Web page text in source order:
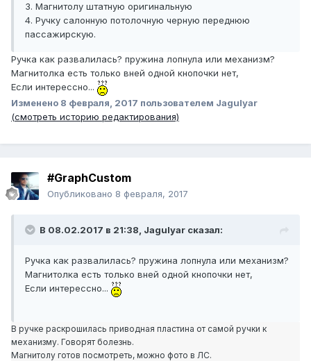
3. Магнитолу штатную оригинальную
4. Ручку салонную потолочную черную переднюю
пассажирскую.
Ручка как развалилась? пружина лопнула или механизм?
Магнитолка есть только вней одной кнопочки нет,
Если интерессно...
Изменено 8 февраля, 2017 пользователем Jagulyar
(смотреть историю редактирования)
#GraphCustom
Опубликовано 8 февраля, 2017
В 08.02.2017 в 21:38, Jagulyar сказал:
Ручка как развалилась? пружина лопнула или механизм?
Магнитолка есть только вней одной кнопочки нет,
Если интерессно...
В ручке раскрошилась приводная пластина от самой ручки к
механизму. Говорят болезнь.
Магнитолу готов посмотреть, можно фото в ЛС.